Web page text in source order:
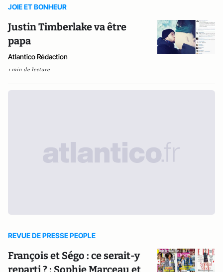
JOIE ET BONHEUR
Justin Timberlake va être
papa
Atlantico Rédaction
1 min de lecture
REVUE DE PRESSE PEOPLE
François et Ségo : ce serait-y